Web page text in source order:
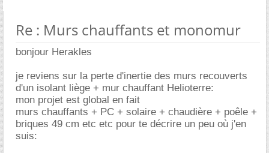
Re : Murs chauffants et monomur
bonjour Herakles
je reviens sur la perte d'inertie des murs recouverts
d'un isolant liège + mur chauffant Helioterre:
mon projet est global en fait
murs chauffants + PC + solaire + chaudière + poêle +
briques 49 cm etc etc pour te décrire un peu où j'en
suis: